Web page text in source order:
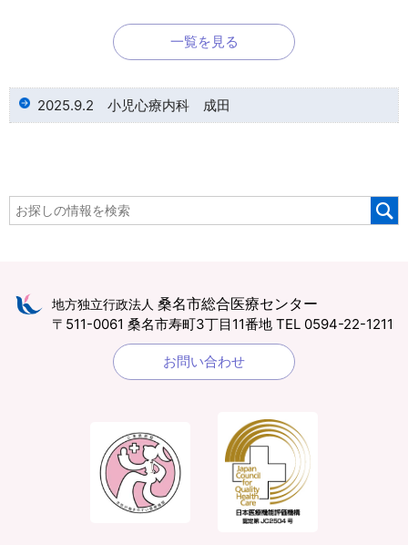
一覧を見る
2025.9.2 小児心療内科 成田
地方独立行政法人 桑名市総合医療センター
〒511-0061 桑名市寿町3丁目11番地 TEL 0594-22-1211
お問い合わせ